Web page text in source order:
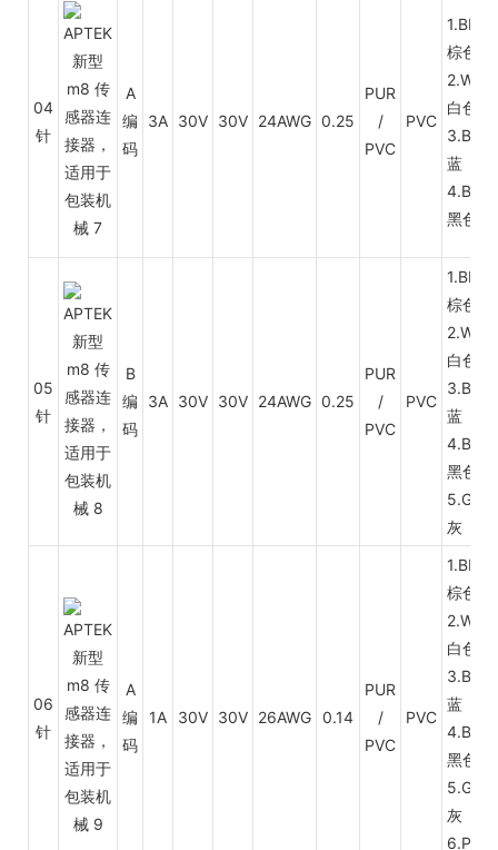
04
针
A
编
码
3A 30V 30V 24AWG 0.25
PUR
/
PVC
PVC
1.BN
棕色
2.WH
白色
3.BU
蓝
4.BK
黑色
05
针
B
编
码
3A 30V 30V 24AWG 0.25
PUR
/
PVC
PVC
1.BN
棕色
2.WH
白色
3.BU
蓝
4.BK
黑色
5.GY
灰
06
针
A
编
码
1A 30V 30V 26AWG 0.14
PUR
/
PVC
PVC
1.BN
棕色
2.WH
白色
3.BU
蓝
4.BK
黑色
5.GY
灰
6.PK